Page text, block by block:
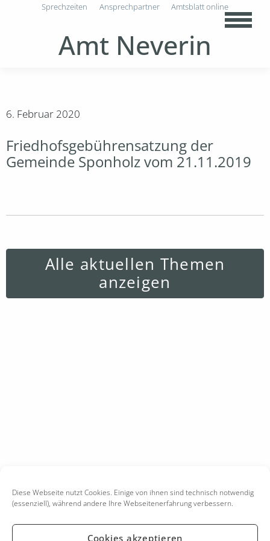
Diese Webseite nutzt Cookies. Einige von ihnen sind technisch notwendig
(essenziell), während andere Ihre Webseitenerfahrung verbessern.
Cookies akzeptieren
Amt Neverin
Sprechzeiten Ansprechpartner Amtsblatt online
6. Februar 2020
Friedhofsgebührensatzung der
Gemeinde Sponholz vom 21.11.2019
Alle aktuellen Themen
anzeigen